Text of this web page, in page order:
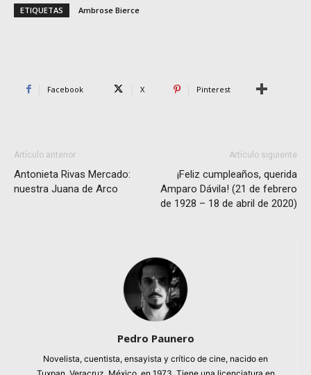
ETIQUETAS Ambrose Bierce
Facebook X Pinterest
Artículo anterior
Antonieta Rivas Mercado:
nuestra Juana de Arco
Artículo siguiente
¡Feliz cumpleaños, querida
Amparo Dávila! (21 de febrero
de 1928 – 18 de abril de 2020)
Pedro Paunero
Novelista, cuentista, ensayista y crítico de cine, nacido en